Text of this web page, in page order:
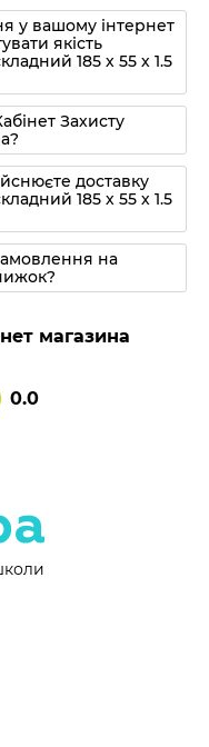
у вашому інтернет
якість
185 х 55 х 1.5
Захисту
доставку
185 х 55 х 1.5
на
магазина
0.0